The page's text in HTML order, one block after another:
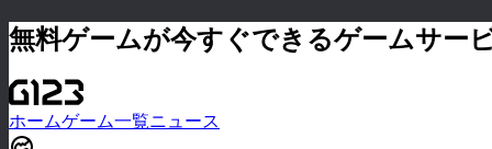
無料ゲームが今すぐできるゲームサー
ホームゲーム一覧ニュース